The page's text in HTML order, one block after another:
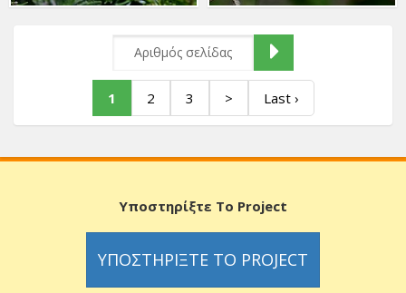
1 2 3 > Last ›
Υποστηρίξτε Το Project
ΥΠΟΣΤΗΡΊΞΤΕ ΤΟ PROJECT